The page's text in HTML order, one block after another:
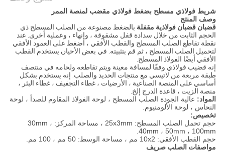
شريط فولاذي مسطح بضغط فولاذي مقضب لمنصة الممر
وصف المنتج
قضبان قضبان فولاذية مقفلة بالضغط مصنوعة من الصلب المسطح ذي
الحجم الثابت من خلال سدادة قفل مشقوقة ، وإنهاء ، وعملية أخرى. عند
نقطة تقاطع الصلب المسطح والقطب الأفقي ، اضغط على العمود الأفقي
لتحميل الصلب المسطح ، ثم قم بتثبيته. في بعض الأحيان يستخدم القطب
الأفقي أيضًا الفولاذ المسطح.
إنه قضيب فولاذي وفقًا لمسافة معينة ويتم تقاطعه ولحامه في منتصف
طبقة مربعة من لاتيسي مع منتجات الحديد والصلب. إنه يستخدم بشكل
أساسي على المنصة الصناعية ، الأرضيات ، غطاء التجفيف ، غطاء البئر ،
منصة الزيت ، قاعدة الدرج إلخ.
المواد: عالية الجودة الصلب المسطح ، لوحة الفولاذ المقاوم للصدأ ، لوحة
النحاس ، لوحة الألومنيوم.
تخصيص:
حجم تحمل الصلب المسطح: 25x3mm ، مساحة المركز: 30mm ،
40mm ، 50mm ، 100mm.
حجم القطب الأفقي: 10x2 مم ، مساحة الوسط: 50 مم ، 100 مم.
مواصفات الصلب صريف